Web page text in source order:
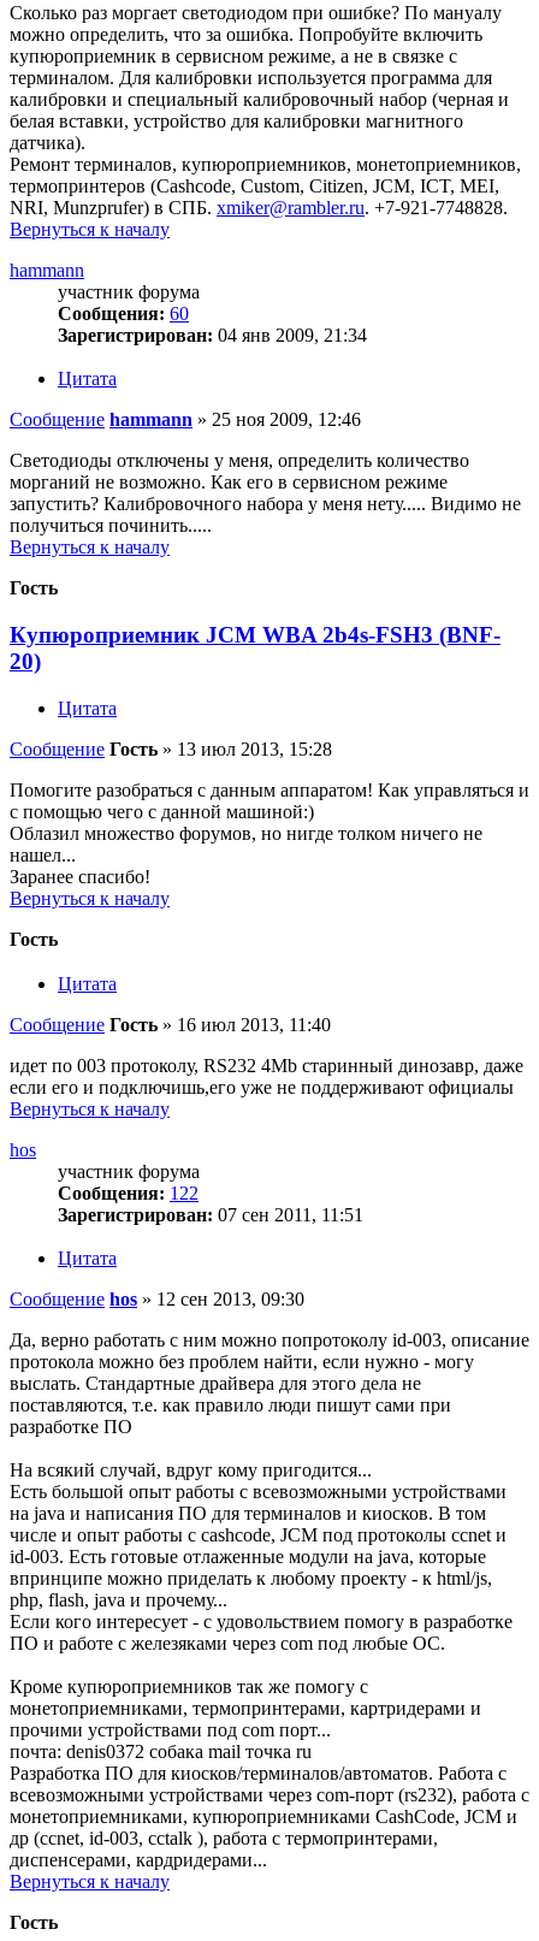
Сколько раз моргает светодиодом при ошибке? По мануалу
можно определить, что за ошибка. Попробуйте включить
купюроприемник в сервисном режиме, а не в связке с
терминалом. Для калибровки используется программа для
калибровки и специальный калибровочный набор (черная и
белая вставки, устройство для калибровки магнитного
датчика).
Ремонт терминалов, купюроприемников, монетоприемников,
термопринтеров (Cashcode, Custom, Citizen, JCM, ICT, MEI,
NRI, Munzprufer) в СПБ. xmiker@rambler.ru. +7-921-7748828.
Вернуться к началу
hammann
участник форума
Сообщения: 60
Зарегистрирован: 04 янв 2009, 21:34
Цитата
Сообщение hammann » 25 ноя 2009, 12:46
Светодиоды отключены у меня, определить количество
морганий не возможно. Как его в сервисном режиме
запустить? Калибровочного набора у меня нету..... Видимо не
получиться починить.....
Вернуться к началу
Гость
Купюроприемник JCM WBA 2b4s-FSH3 (BNF-
20)
Цитата
Сообщение Гость » 13 июл 2013, 15:28
Помогите разобраться с данным аппаратом! Как управляться и
с помощью чего с данной машиной:)
Облазил множество форумов, но нигде толком ничего не
нашел...
Заранее спасибо!
Вернуться к началу
Гость
Цитата
Сообщение Гость » 16 июл 2013, 11:40
идет по 003 протоколу, RS232 4Mb старинный динозавр, даже
если его и подключишь,его уже не поддерживают официалы
Вернуться к началу
hos
участник форума
Сообщения: 122
Зарегистрирован: 07 сен 2011, 11:51
Цитата
Сообщение hos » 12 сен 2013, 09:30
Да, верно работать с ним можно попротоколу id-003, описание
протокола можно без проблем найти, если нужно - могу
выслать. Стандартные драйвера для этого дела не
поставляются, т.е. как правило люди пишут сами при
разработке ПО
На всякий случай, вдруг кому пригодится...
Есть большой опыт работы с всевозможными устройствами
на java и написания ПО для терминалов и киосков. В том
числе и опыт работы с cashcode, JCM под протоколы ccnet и
id-003. Есть готовые отлаженные модули на java, которые
впринципе можно приделать к любому проекту - к html/js,
php, flash, java и прочему...
Если кого интересует - с удовольствием помогу в разработке
ПО и работе с железяками через com под любые ОС.
Кроме купюроприемников так же помогу с
монетоприемниками, термопринтерами, картридерами и
прочими устройствами под com порт...
почта: denis0372 собака mail точка ru
Разработка ПО для киосков/терминалов/автоматов. Работа с
всевозможными устройствами через com-порт (rs232), работа с
монетоприемниками, купюроприемниками CashCode, JCM и
др (ccnet, id-003, cctalk ), работа с термопринтерами,
диспенсерами, кардридерами...
Вернуться к началу
Гость